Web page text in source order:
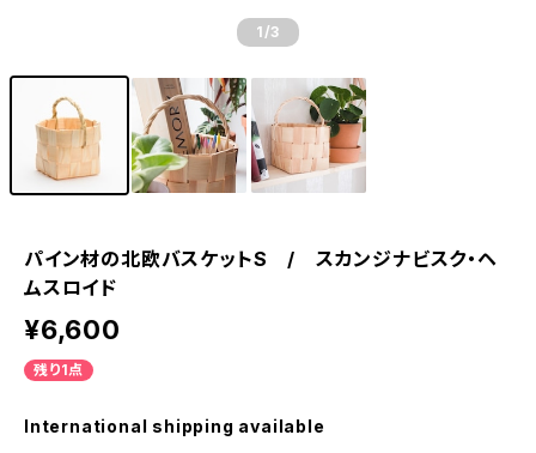
1 /3
パイン材の北欧バスケットS / スカンジナビスク・ヘ
ムスロイド
¥6,600
残り1点
International shipping available